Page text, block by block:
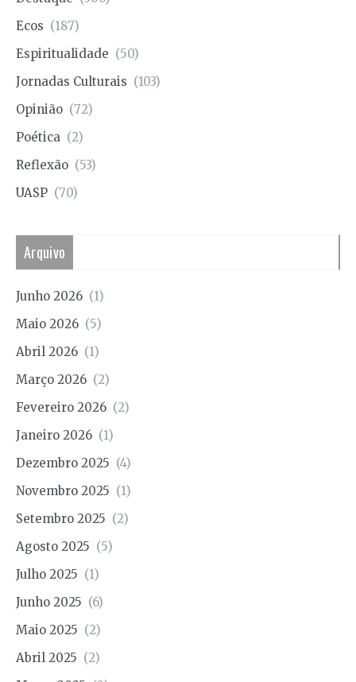
Ecos (187)
Espiritualidade (50)
Jornadas Culturais (103)
Opinião (72)
Poética (2)
Reflexão (53)
UASP (70)
Arquivo
Junho 2026 (1)
Maio 2026 (5)
Abril 2026 (1)
Março 2026 (2)
Fevereiro 2026 (2)
Janeiro 2026 (1)
Dezembro 2025 (4)
Novembro 2025 (1)
Setembro 2025 (2)
Agosto 2025 (5)
Julho 2025 (1)
Junho 2025 (6)
Maio 2025 (2)
Abril 2025 (2)